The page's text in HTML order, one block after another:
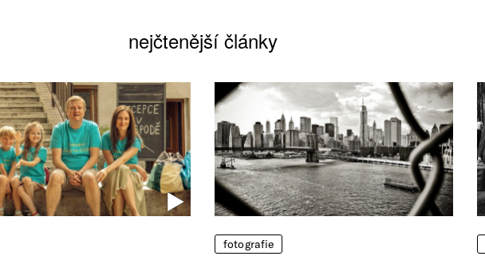
nejčtenější články
fotografie